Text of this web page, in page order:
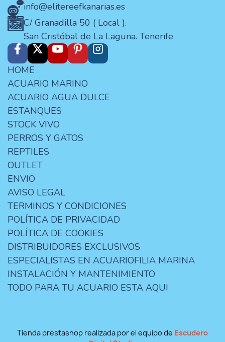
info@elitereefkanarias.es
C/ Granadilla 50 ( Local ).
San Cristóbal de La Laguna. Tenerife
HOME
ACUARIO MARINO
ACUARIO AGUA DULCE
ESTANQUES
STOCK VIVO
PERROS Y GATOS
REPTILES
OUTLET
ENVIO
AVISO LEGAL
TERMINOS Y CONDICIONES
POLÍTICA DE PRIVACIDAD
POLÍTICA DE COOKIES
DISTRIBUIDORES EXCLUSIVOS
ESPECIALISTAS EN ACUARIOFILIA MARINA
INSTALACIÓN Y MANTENIMIENTO
TODO PARA TU ACUARIO ESTA AQUI
Tienda prestashop realizada por el equipo de Escudero